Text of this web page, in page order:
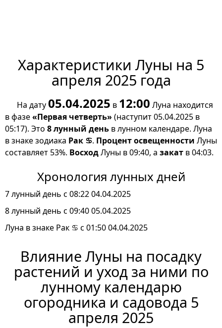
Характеристики Луны на 5
апреля 2025 года
На дату05.04.2025 в 12:00 Луна находится
в фазе«Первая четверть»(наступит 05.04.2025 в
05:17). Это 8 лунный день в лунном календаре. Луна
в знаке зодиака Рак ♋. Процент освещенности Луны
составляет 53%. ВосходЛуны в 09:40, а закат в 04:03.
Хронология лунных дней
7 лунный день с 08:22 04.04.2025
8 лунный день с 09:40 05.04.2025
Луна в знаке Рак ♋ с 01:50 04.04.2025
Влияние Луны на посадку
растений и уход за ними по
лунному календарю
огородника и садовода 5
апреля 2025